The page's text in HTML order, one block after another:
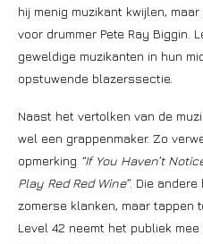
hij menig muzikant kwijlen,
voor drummer Pete Ray Biggin.
geweldige muzikanten in hun
opstuwende blazerssectie.
Naast het vertolken van de
wel een grappenmaker. Zo
opmerking “If You Haven’t
Play Red Red Wine”. Die
zomerse klanken, maar tappen
Level 42 neemt het publiek